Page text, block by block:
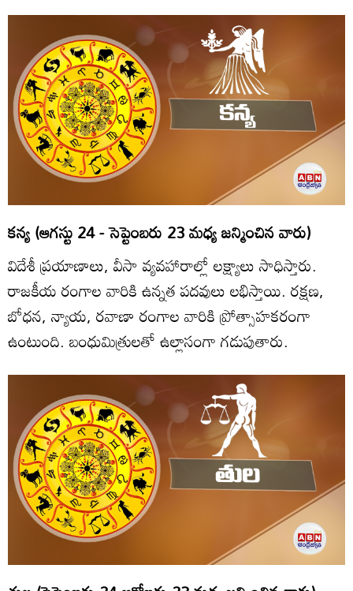
కన్య (ఆగస్టు 24 - సెప్టెంబరు 23 మధ్య జన్మించిన వారు)
విదేశీ ప్రయాణాలు, వీసా వ్యవహారాల్లో లక్ష్యాలు సాధిస్తారు.
రాజకీయ రంగాల వారికి ఉన్నత పదవులు లభిస్తాయి. రక్షణ,
బోధన, న్యాయ, రవాణా రంగాల వారికి ప్రోత్సాహకరంగా
ఉంటుంది. బంధుమిత్రులతో ఉల్లాసంగా గడుపుతారు.